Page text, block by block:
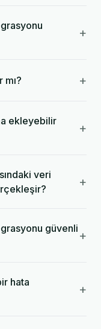
+
+
ekleyebilir
+
veri
+
güvenli +
hata
+